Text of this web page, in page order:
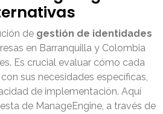
de gestión de identidades
en Barranquilla y Colombia
Es crucial evaluar cómo cada
sus necesidades específicas,
de implementación. Aquí
de ManageEngine, a través de